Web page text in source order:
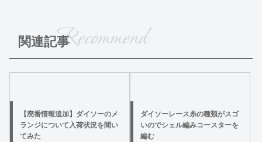
関連記事Recommend
【廃番情報追加】ダイソーのメ
ランジについて入荷状況を聞い
てみた
ダイソーレース糸の種類がスゴ
いのでシェル編みコースターを
編む